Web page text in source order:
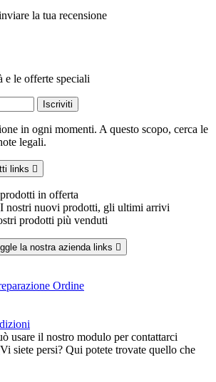
la tua recensione
e le offerte speciali
in ogni momenti. A questo scopo, cerca le
legali.
links 
in offerta
I nostri nuovi prodotti, gli ultimi arrivi
prodotti più venduti
la nostra azienda links 
Ordine
usare il nostro modulo per contattarci
Vi siete persi? Qui potete trovate quello che